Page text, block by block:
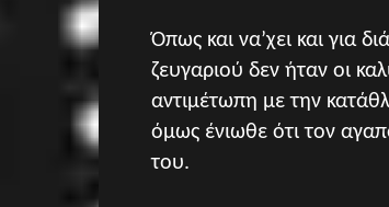
Όπως και να’χει και για
ζευγαριού δεν ήταν οι
αντιμέτωπη με την
όμως ένιωθε ότι τον
του.